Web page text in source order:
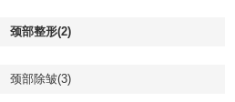
颈部整形(2)
颈部除皱(3)